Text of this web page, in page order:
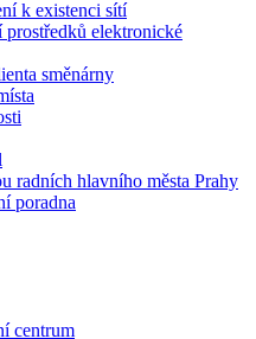
k existenci sítí
elektronické
směnárny
radních hlavního města Prahy
poradna
centrum